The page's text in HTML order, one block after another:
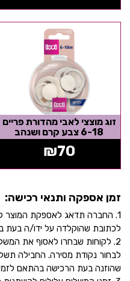
זוג מוצצי לאבי מהדורת פריים
6-18 צבע קרם ושנהב
₪70
זמן אספקה ותנאי רכישה:
לכתובת שהוקלדה על ידו/ה בעת
2. לקוחות שבחרו לאסוף את
לבחור נקודת מסירה. החבילה
שהוזנה בעת הרכישה בהתאם